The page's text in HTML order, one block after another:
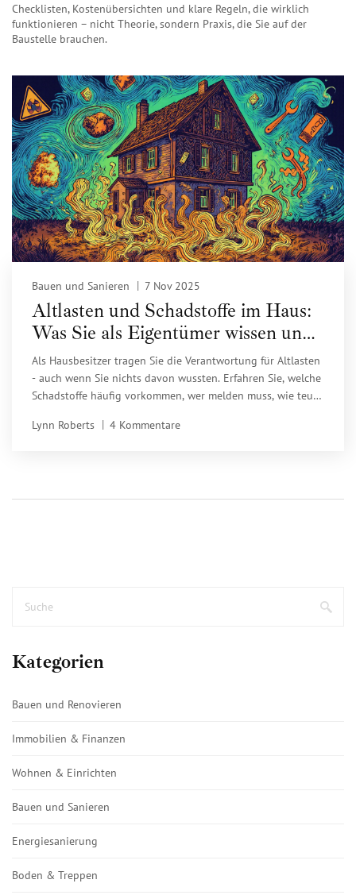
Checklisten, Kostenübersichten und klare Regeln, die wirklich
funktionieren – nicht Theorie, sondern Praxis, die Sie auf der
Baustelle brauchen.
Bauen und Sanieren 7 Nov 2025
Altlasten und Schadstoffe im Haus:
Was Sie als Eigentümer wissen und
tun müssen
Als Hausbesitzer tragen Sie die Verantwortung für Altlasten
- auch wenn Sie nichts davon wussten. Erfahren Sie, welche
Schadstoffe häufig vorkommen, wer melden muss, wie teuer
schützen.
Lynn Roberts 4 Kommentare
Kategorien
Bauen und Renovieren
Immobilien & Finanzen
Wohnen & Einrichten
Bauen und Sanieren
Energiesanierung
Boden & Treppen